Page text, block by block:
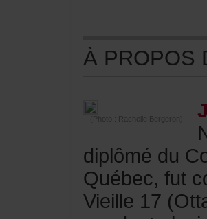
(Photo:RachelleBergeron)